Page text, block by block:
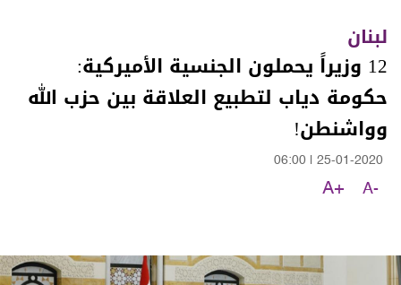
لبنان
12 وزيراً يحملون الجنسية الأميركية:
حكومة دياب لتطبيع العلاقة بين حزب الله
وواشنطن!
25-01-2020
06:00
A-
A+